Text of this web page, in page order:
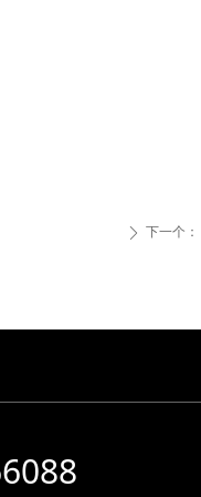
ꄲ 下一个：